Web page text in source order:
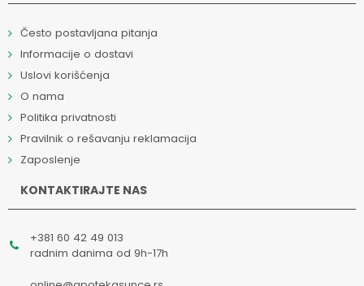
Često postavljana pitanja
Informacije o dostavi
Uslovi korišćenja
O nama
Politika privatnosti
Pravilnik o rešavanju reklamacija
Zaposlenje
KONTAKTIRAJTE NAS
+381 60 42 49 013
radnim danima od 9h-17h